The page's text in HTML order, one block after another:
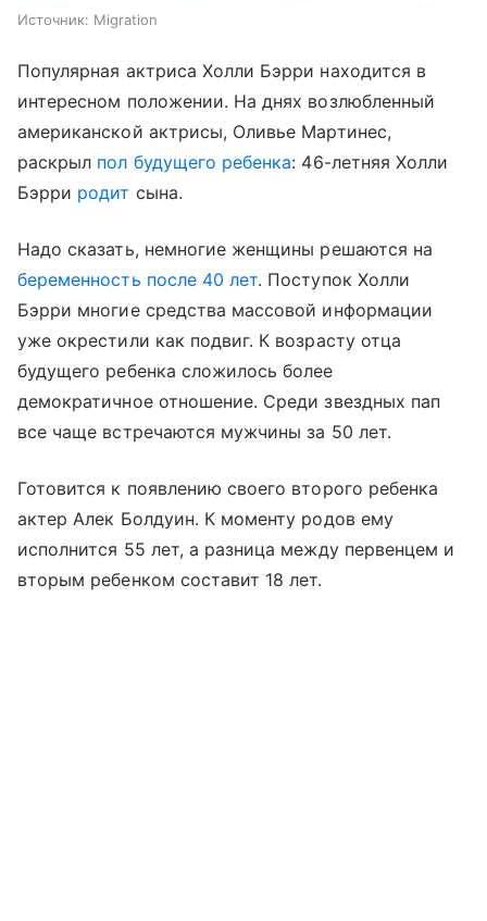
Источник: Migration
Популярная актриса Холли Бэрри находится в
интересном положении. На днях возлюбленный
американской актрисы, Оливье Мартинес,
раскрыл пол будущего ребенка: 46-летняя Холли
Бэрри родит сына.
Надо сказать, немногие женщины решаются на
беременность после 40 лет. Поступок Холли
Бэрри многие средства массовой информации
уже окрестили как подвиг. К возрасту отца
будущего ребенка сложилось более
демократичное отношение. Среди звездных пап
все чаще встречаются мужчины за 50 лет.
Готовится к появлению своего второго ребенка
актер Алек Болдуин. К моменту родов ему
исполнится 55 лет, а разница между первенцем и
вторым ребенком составит 18 лет.